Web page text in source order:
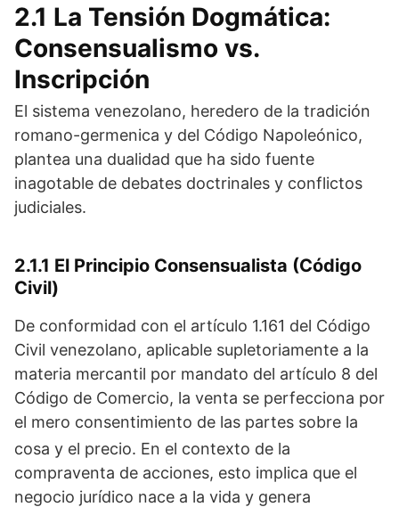
2.1 La Tensión Dogmática:
Consensualismo vs.
Inscripción
El sistema venezolano, heredero de la tradición
romano-germenica y del Código Napoleónico,
plantea una dualidad que ha sido fuente
inagotable de debates doctrinales y conflictos
judiciales.
2.1.1 El Principio Consensualista (Código
Civil)
De conformidad con el artículo 1.161 del Código
Civil venezolano, aplicable supletoriamente a la
materia mercantil por mandato del artículo 8 del
Código de Comercio, la venta se perfecciona por
el mero consentimiento de las partes sobre la
cosa y el precio. En el contexto de la
compraventa de acciones, esto implica que el
negocio jurídico nace a la vida y genera